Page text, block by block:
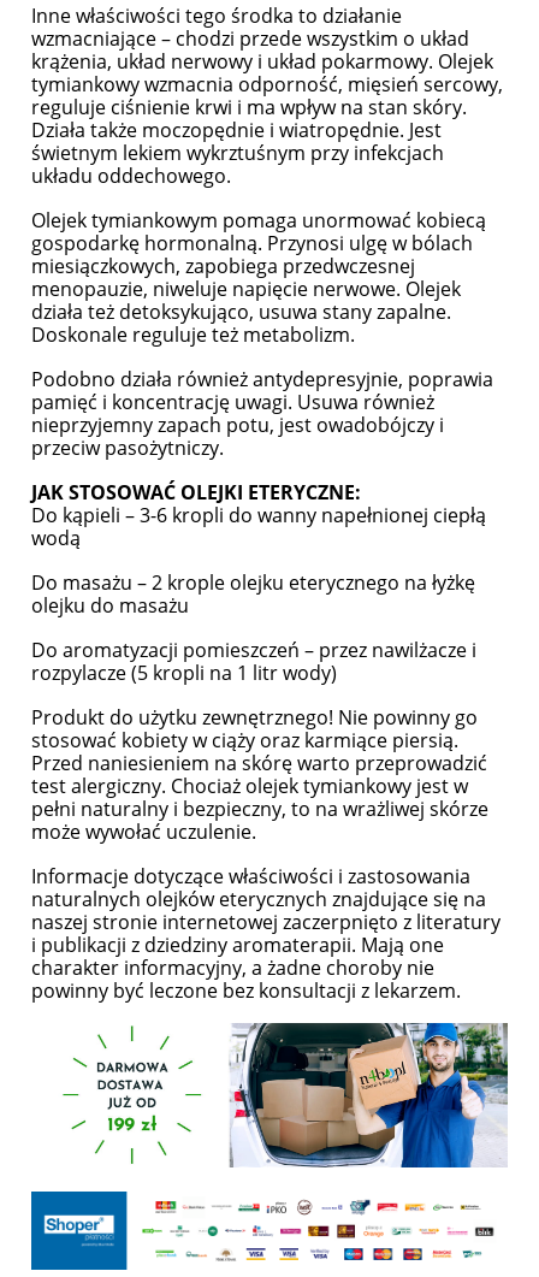
Inne właściwości tego środka to działanie
wzmacniające – chodzi przede wszystkim o układ
krążenia, układ nerwowy i układ pokarmowy. Olejek
tymiankowy wzmacnia odporność, mięsień sercowy,
reguluje ciśnienie krwi i ma wpływ na stan skóry.
Działa także moczopędnie i wiatropędnie. Jest
świetnym lekiem wykrztuśnym przy infekcjach
układu oddechowego.
Olejek tymiankowym pomaga unormować kobiecą
gospodarkę hormonalną. Przynosi ulgę w bólach
miesiączkowych, zapobiega przedwczesnej
menopauzie, niweluje napięcie nerwowe. Olejek
działa też detoksykująco, usuwa stany zapalne.
Doskonale reguluje też metabolizm.
Podobno działa również antydepresyjnie, poprawia
pamięć i koncentrację uwagi. Usuwa również
nieprzyjemny zapach potu, jest owadobójczy i
przeciw pasożytniczy.
JAK STOSOWAĆ OLEJKI ETERYCZNE:
Do kąpieli – 3-6 kropli do wanny napełnionej ciepłą
wodą
Do masażu – 2 krople olejku eterycznego na łyżkę
olejku do masażu
Do aromatyzacji pomieszczeń – przez nawilżacze i
rozpylacze (5 kropli na 1 litr wody)
Produkt do użytku zewnętrznego! Nie powinny go
stosować kobiety w ciąży oraz karmiące piersią.
Przed naniesieniem na skórę warto przeprowadzić
test alergiczny. Chociaż olejek tymiankowy jest w
pełni naturalny i bezpieczny, to na wrażliwej skórze
może wywołać uczulenie.
Informacje dotyczące właściwości i zastosowania
naturalnych olejków eterycznych znajdujące się na
naszej stronie internetowej zaczerpnięto z literatury
i publikacji z dziedziny aromaterapii. Mają one
charakter informacyjny, a żadne choroby nie
powinny być leczone bez konsultacji z lekarzem.